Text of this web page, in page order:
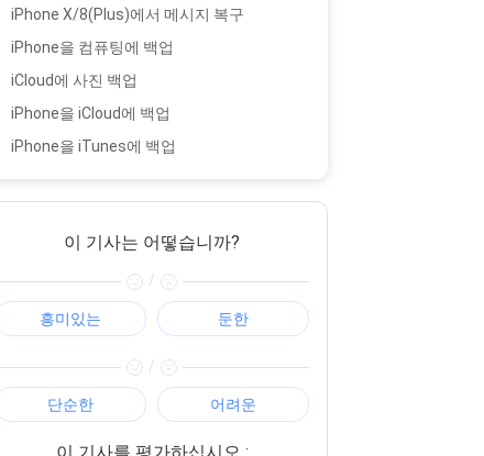
iPhone X/8(Plus)에서 메시지 복구
iPhone을 컴퓨팅에 백업
iCloud에 사진 백업
iPhone을 iCloud에 백업
iPhone을 iTunes에 백업
이 기사는 어떻습니까?
/
흥미있는 둔한
/
단순한 어려운
이 기사를 평가하십시오 :